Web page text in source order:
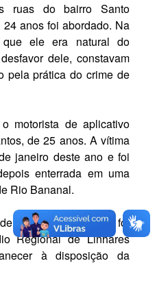
ruas do bairro Santo
anos foi abordado. Na
que ele era natural do
dele, constavam
pela prática do crime de
motorista de aplicativo
de 25 anos. A vítima
janeiro deste ano e foi
enterrada em uma
Rio Bananal.
praxe, o conduzido foi
Regional de Linhares
à disposição da